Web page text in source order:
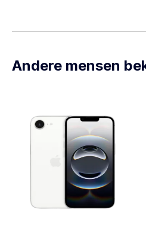
Andere mensen